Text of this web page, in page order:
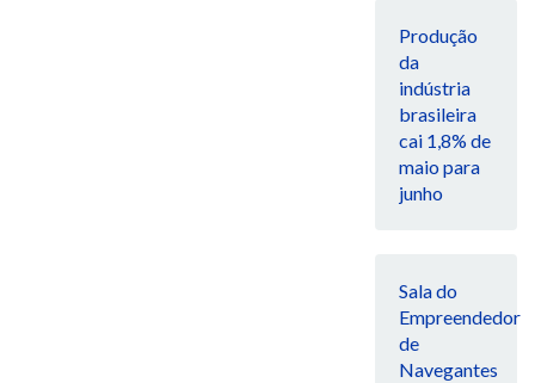
Produção
da
indústria
brasileira
cai 1,8% de
maio para
junho
Sala do
Empreendedor
de
Navegantes